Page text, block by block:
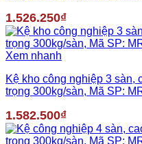
1.526.250₫
Xem nhanh
Kệ kho công nghiệp 3 sàn,
trọng 300kg/sàn, Mã SP:
1.582.500₫